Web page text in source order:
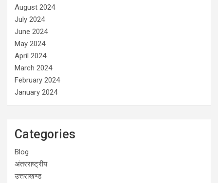
August 2024
July 2024
June 2024
May 2024
April 2024
March 2024
February 2024
January 2024
Categories
Blog
अंतरराष्ट्रीय
उत्तराखण्ड